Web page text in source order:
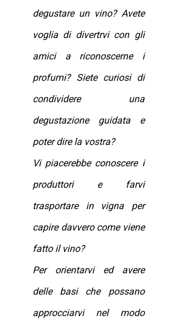
degustare un vino? Avete
voglia di divertrvi con gli
amici a riconoscerne i
profumi? Siete curiosi di
condividere una
degustazione guidata e
poter dire la vostra?
Vi piacerebbe conoscere i
produttori e farvi
trasportare in vigna per
capire davvero come viene
fatto il vino?
Per orientarvi ed avere
delle basi che possano
approcciarvi nel modo